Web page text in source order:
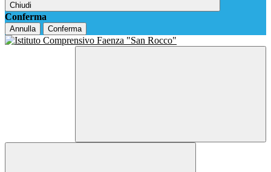
Chiudi
Conferma
Annulla Conferma